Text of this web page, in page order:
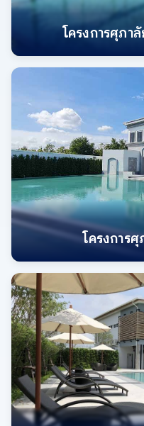
โครงการศุภ
โครงการ